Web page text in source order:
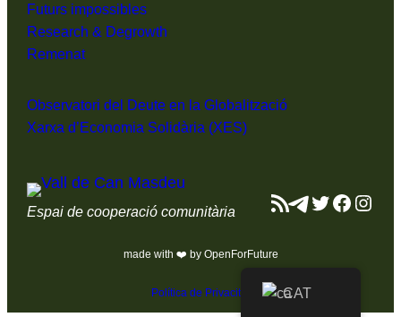
Futurs impossibles
Research & Degrowth
Remenat
Observatori del Deute en la Globalització
Xarxa d’Economia Solidària (XES)
Espai de cooperació comunitària Canal RSSTelegram
Twitter
made with ❤️ by OpenForFuture
Política de Privacitat CAT